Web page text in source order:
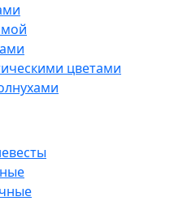
цветами